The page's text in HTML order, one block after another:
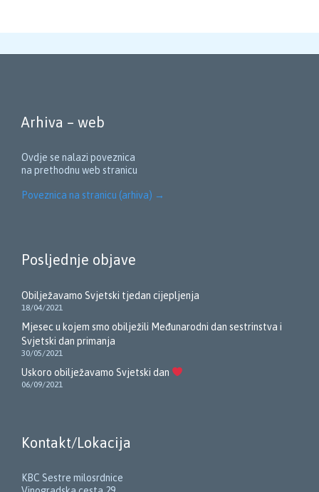
Arhiva – web
Ovdje se nalazi poveznica
na prethodnu web stranicu
Poveznica na stranicu (arhiva) →
Posljednje objave
Obilježavamo Svjetski tjedan cijepljenja
18/04/2021
Mjesec u kojem smo obilježili Međunarodni dan sestrinstva i
Svjetski dan primanja
30/05/2021
Uskoro obilježavamo Svjetski dan
06/09/2021
Kontakt/Lokacija
KBC Sestre milosrdnice